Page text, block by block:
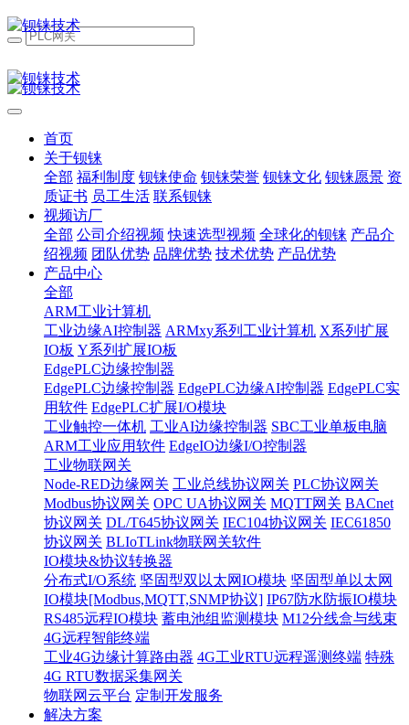
首页
关于钡铼
全部 福利制度 钡铼使命 钡铼荣誉 钡铼文化 钡铼愿景 资
质证书 员工生活 联系钡铼
视频访厂
全部 公司介绍视频 快速选型视频 全球化的钡铼 产品介
绍视频 团队优势 品牌优势 技术优势 产品优势
产品中心
全部
ARM工业计算机
工业边缘AI控制器 ARMxy系列工业计算机 X系列扩展
IO板 Y系列扩展IO板
EdgePLC边缘控制器
EdgePLC边缘控制器 EdgePLC边缘AI控制器 EdgePLC实
用软件 EdgePLC扩展I/O模块
工业触控一体机 工业AI边缘控制器 SBC工业单板电脑
ARM工业应用软件 EdgeIO边缘I/O控制器
工业物联网关
Node-RED边缘网关 工业总线协议网关 PLC协议网关
Modbus协议网关 OPC UA协议网关 MQTT网关 BACnet
协议网关 DL/T645协议网关 IEC104协议网关 IEC61850
协议网关 BLIoTLink物联网关软件
IO模块&协议转换器
分布式I/O系统 坚固型双以太网IO模块 坚固型单以太网
IO模块[Modbus,MQTT,SNMP协议] IP67防水防振IO模块
RS485远程IO模块 蓄电池组监测模块 M12分线盒与线束
4G远程智能终端
工业4G边缘计算路由器 4G工业RTU远程遥测终端 特殊
4G RTU数据采集网关
物联网云平台 定制开发服务
解决方案